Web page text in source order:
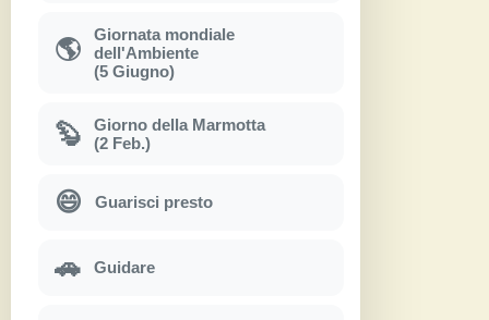
🌎
Giornata mondiale
dell'Ambiente
(5 Giugno)
🦫
Giorno della Marmotta
(2 Feb.)
😄 Guarisci presto
🚗 Guidare